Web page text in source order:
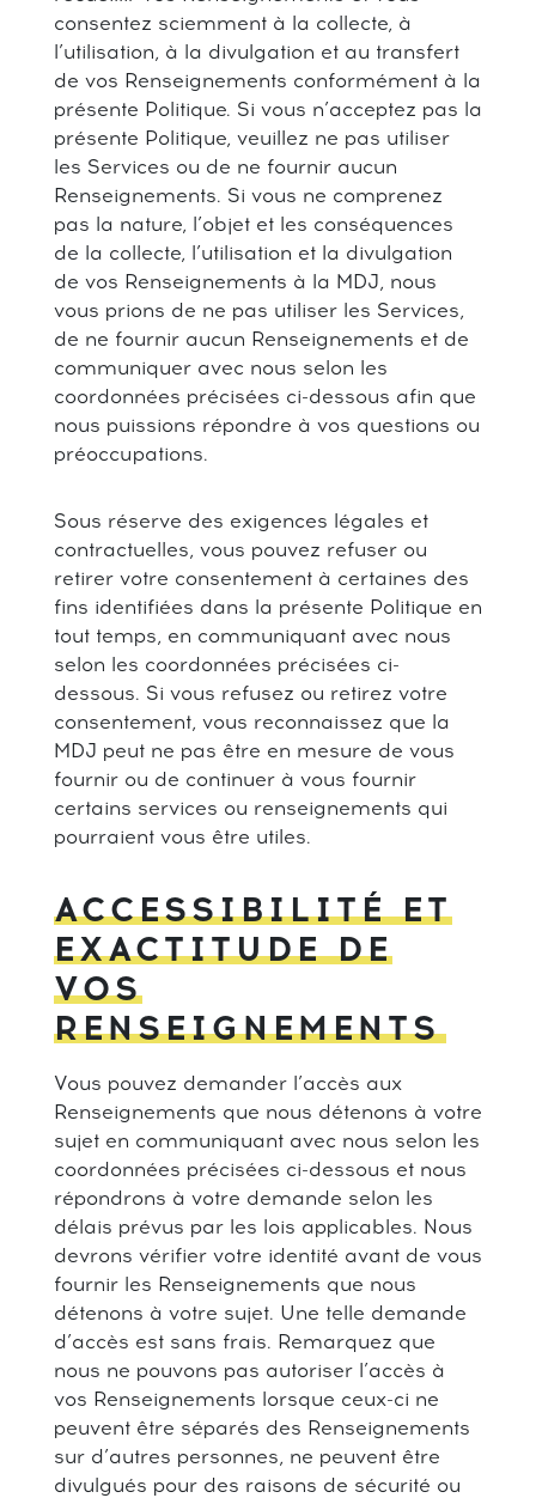
consentez sciemment à la collecte, à
l’utilisation, à la divulgation et au transfert
de vos Renseignements conformément à la
présente Politique. Si vous n’acceptez pas la
présente Politique, veuillez ne pas utiliser
les Services ou de ne fournir aucun
Renseignements. Si vous ne comprenez
pas la nature, l’objet et les conséquences
de la collecte, l’utilisation et la divulgation
de vos Renseignements à la MDJ, nous
vous prions de ne pas utiliser les Services,
de ne fournir aucun Renseignements et de
communiquer avec nous selon les
coordonnées précisées ci-dessous afin que
nous puissions répondre à vos questions ou
préoccupations.
Sous réserve des exigences légales et
contractuelles, vous pouvez refuser ou
retirer votre consentement à certaines des
fins identifiées dans la présente Politique en
tout temps, en communiquant avec nous
selon les coordonnées précisées ci-
dessous. Si vous refusez ou retirez votre
consentement, vous reconnaissez que la
MDJ peut ne pas être en mesure de vous
fournir ou de continuer à vous fournir
certains services ou renseignements qui
pourraient vous être utiles.
ACCESSIBILITÉ ET
EXACTITUDE DE
VOS
RENSEIGNEMENTS
Vous pouvez demander l’accès aux
Renseignements que nous détenons à votre
sujet en communiquant avec nous selon les
coordonnées précisées ci-dessous et nous
répondrons à votre demande selon les
délais prévus par les lois applicables. Nous
devrons vérifier votre identité avant de vous
fournir les Renseignements que nous
détenons à votre sujet. Une telle demande
d’accès est sans frais. Remarquez que
nous ne pouvons pas autoriser l’accès à
vos Renseignements lorsque ceux-ci ne
peuvent être séparés des Renseignements
sur d’autres personnes, ne peuvent être
divulgués pour des raisons de sécurité ou